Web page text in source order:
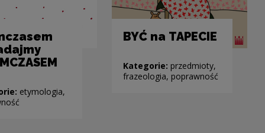
etymologia,
BYĆ na TAPECIE
Kategorie: przedmioty,
frazeologia, poprawność